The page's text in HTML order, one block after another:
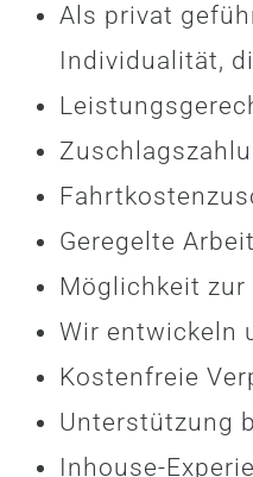
Als privat
Individualität,
Geregelte
Möglichkeit zur
Wir entwickeln
Kostenfreie
Unterstützung
Inhouse-